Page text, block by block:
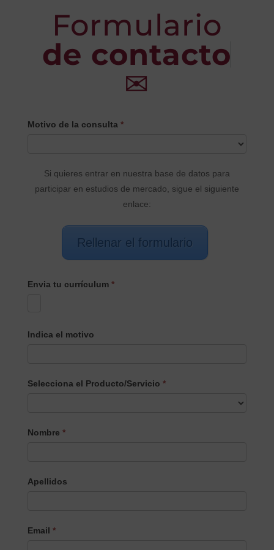
Formulario
de contacto
✉
CONTACTO
Motivo de la consulta *
Si quieres entrar en nuestra base de datos para
participar en estudios de mercado, sigue el siguiente
enlace:
Rellenar el formulario
Envia tu currículum *
Indica el motivo
Selecciona el Producto/Servicio *
el
Nombre *
Apellidos
Email *